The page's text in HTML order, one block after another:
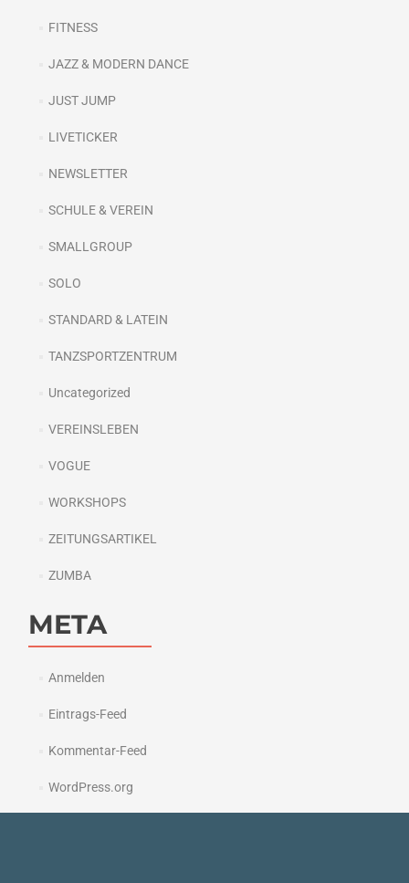
FITNESS
JAZZ & MODERN DANCE
JUST JUMP
LIVETICKER
NEWSLETTER
SCHULE & VEREIN
SMALLGROUP
SOLO
STANDARD & LATEIN
TANZSPORTZENTRUM
Uncategorized
VEREINSLEBEN
VOGUE
WORKSHOPS
ZEITUNGSARTIKEL
ZUMBA
META
Anmelden
Eintrags-Feed
Kommentar-Feed
WordPress.org